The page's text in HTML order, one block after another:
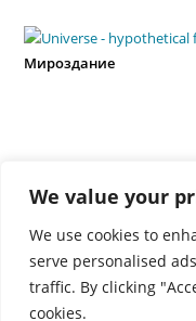
We value your
We use cookies to
serve personalised
traffic. By clicking
cookies.
Мироздание